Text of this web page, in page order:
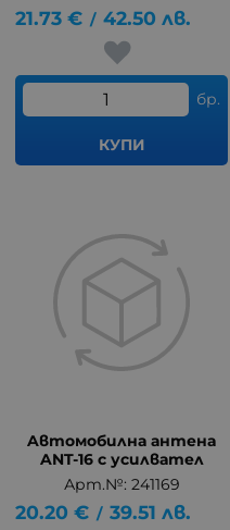
21.73 € / 42.50 лв.
бр.
КУПИ
Aвтомобилна антена
ANT-16 с усилвател
Арт.№: 241169
20.20 € / 39.51 лв.